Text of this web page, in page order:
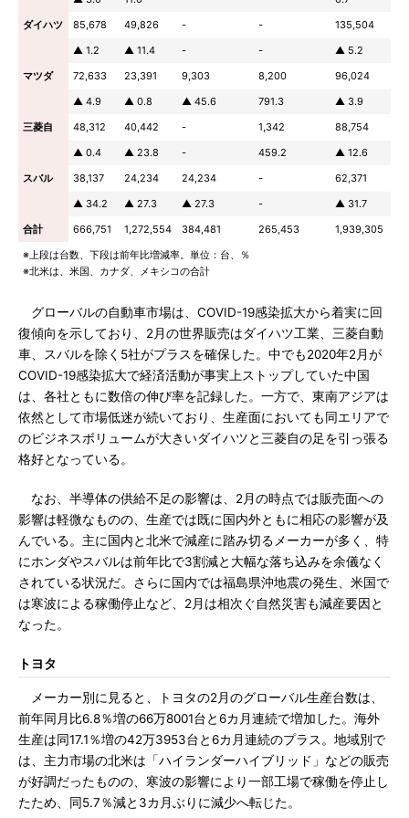
ダイハツ
85,678 49,826 - -
135,504
▲ 1.2
▲ 11.4 - -
▲ 5.2
マツダ
72,633 23,391 9,303 8,200
96,024
▲ 4.9
▲ 0.8 ▲ 45.6 791.3
▲ 3.9
三菱自
48,312 40,442 - 1,342
88,754
▲ 0.4
▲ 23.8 - 459.2
▲ 12.6
スバル
38,137 24,234 24,234 -
62,371
▲ 34.2
▲ 27.3 ▲ 27.3 -
▲ 31.7
合計
666,751 1,272,554 384,481 265,453
1,939,305
※上段は台数、下段は前年比増減率。単位：台、％
※北米は、米国、カナダ、メキシコの合計
グローバルの自動車市場は、COVID-19感染拡大から着実に回
復傾向を示しており、2月の世界販売はダイハツ工業、三菱自動
車、スバルを除く5社がプラスを確保した。中でも2020年2月が
COVID-19感染拡大で経済活動が事実上ストップしていた中国
は、各社ともに数倍の伸び率を記録した。一方で、東南アジアは
依然として市場低迷が続いており、生産面においても同エリアで
のビジネスボリュームが大きいダイハツと三菱自の足を引っ張る
格好となっている。
なお、半導体の供給不足の影響は、2月の時点では販売面への
影響は軽微なものの、生産では既に国内外ともに相応の影響が及
んでいる。主に国内と北米で減産に踏み切るメーカーが多く、特
にホンダやスバルは前年比で3割減と大幅な落ち込みを余儀なく
されている状況だ。さらに国内では福島県沖地震の発生、米国で
は寒波による稼働停止など、2月は相次ぐ自然災害も減産要因と
なった。
トヨタ
メーカー別に見ると、トヨタの2月のグローバル生産台数は、
前年同月比6.8％増の66万8001台と6カ月連続で増加した。海外
生産は同17.1％増の42万3953台と6カ月連続のプラス。地域別で
は、主力市場の北米は「ハイランダーハイブリッド」などの販売
が好調だったものの、寒波の影響により一部工場で稼働を停止し
たため、同5.7％減と3カ月ぶりに減少へ転じた。